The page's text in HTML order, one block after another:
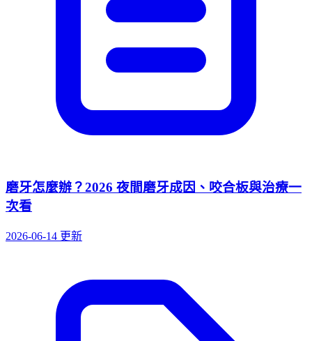
磨牙怎麼辦？2026 夜間磨牙成因、咬合板與治療一
次看
2026-06-14 更新